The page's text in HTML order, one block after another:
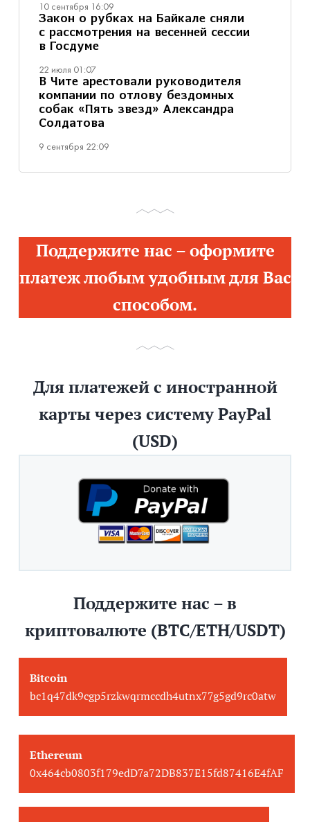
10 сентября 16:09
Закон о рубках на Байкале сняли
с рассмотрения на весенней сессии
в Госдуме
22 июля 01:07
В Чите арестовали руководителя
компании по отлову бездомных
собак «Пять звезд» Александра
Солдатова
9 сентября 22:09
Поддержите нас – оформите
платеж любым удобным для Вас
способом.
Для платежей с иностранной
карты через систему PayPal
(USD)
Поддержите нас – в
криптовалюте (BTC/ETH/USDT)
Bitcoin
bc1q47dk9cgp5rzkwqrmccdh4utnx77g5gd9rc0atw
Ethereum
0x464cb0803f179edD7a72DB837E15fd87416E4fAF